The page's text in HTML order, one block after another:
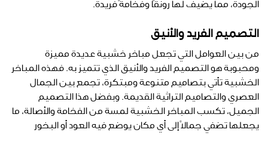
الجودة، مما يضيف لها رونقًا وفخامةً فريدة.
التصميم الفريد والأنيق
من بين العوامل التي تجعل مباخر خشبية عديدة مميزة
ومحبوبة هو التصميم الفريد والأنيق الذي تتميز به. فهذه المباخر
الخشبية تأتي بتصاميم متنوعة ومبتكرة، تجمع بين الجمال
العصري والتصاميم التراثية القديمة. وبفضل هذا التصميم
الجميل، تكسب المباخر الخشبية لمسة من الفخامة والأصالة، ما
يجعلها تضفي جمالًا إلى أي مكان يوضع فيه العود أو البخور